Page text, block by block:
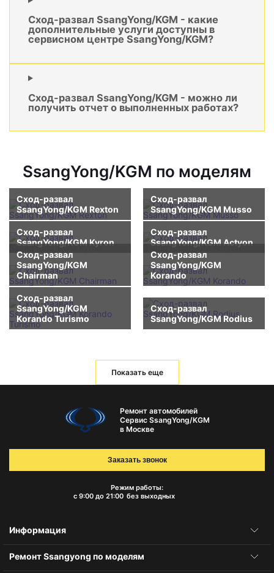
Сход-развал SsangYong/KGM - какие
дополнительные услуги доступны в
сервисном центре SsangYong/KGM?
Сход-развал SsangYong/KGM - можно ли
получить отчет о выполненных работах?
SsangYong/KGM по моделям
Сход-развал
SsangYong/KGM Rexton
Сход-развал
SsangYong/KGM Musso
Сход-развал
SsangYong/KGM Kyron
Сход-развал
SsangYong/KGM Actyon
Сход-развал
SsangYong/KGM
Chairman
Сход-развал
SsangYong/KGM
Korando
Сход-развал
SsangYong/KGM
Korando Turismo
Сход-развал
SsangYong/KGM Rodius
Показать еще
Ремонт автомобилей
Сервис SsangYong/KGM
в Москве
Режим работы:
с 9:00 до 21:00 без выходных
Заказать звонок
Информация
Ремонт Ssangyong по моделям